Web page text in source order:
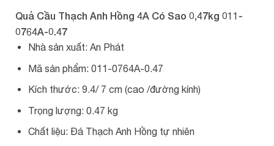
Quả Cầu Thạch Anh Hồng 4A Có Sao 0,47kg 011-
0764A-0.47
Nhà sản xuất: An Phát
Mã sản phẩm: 011-0764A-0.47
Kích thước: 9.4/ 7 cm (cao /đường kính)
Trọng lượng: 0.47 kg
Chất liệu: Đá Thạch Anh Hồng tự nhiên